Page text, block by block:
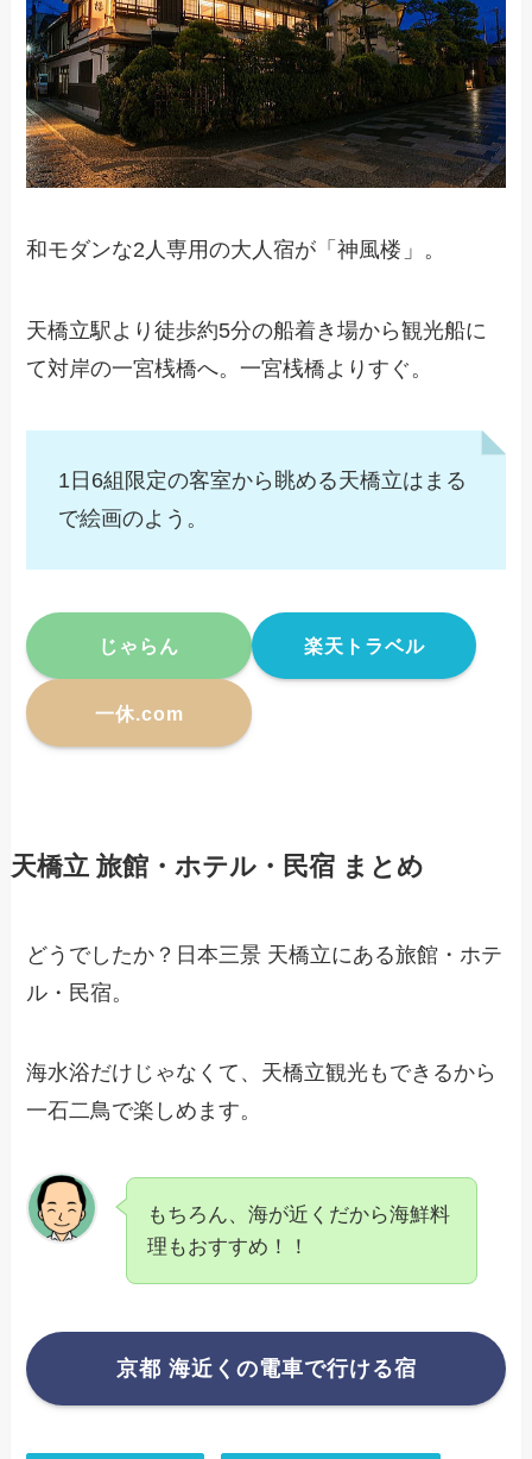
和モダンな2人専用の大人宿が「神風楼 」。
天橋立駅より徒歩約5分の船着き場から観光船に
て対岸の一宮桟橋へ。一宮桟橋よりすぐ。
1日6組限定の客室から眺める天橋立はまる
で絵画のよう。
じゃらん 楽天トラベル
一休.com
天橋立 旅館・ホテル・民宿 まとめ
どうでしたか？日本三景 天橋立にある旅館・ホテ
ル・民宿。
海水浴だけじゃなくて、天橋立観光もできるから
一石二鳥で楽しめます。
もちろん、海が近くだから海鮮料
理もおすすめ！！
京都 海近くの電車で行ける宿